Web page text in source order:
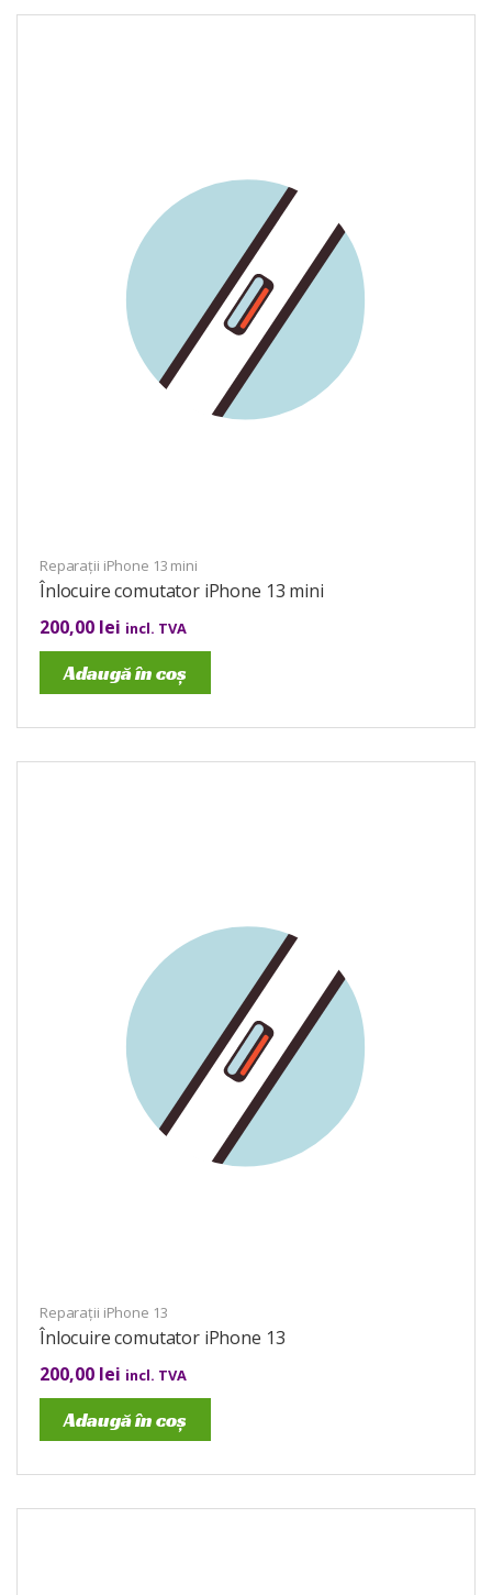
Reparații iPhone 13 mini
Înlocuire comutator iPhone 13 mini
200,00 lei incl. TVA
Adaugă în coș
Reparații iPhone 13
Înlocuire comutator iPhone 13
200,00 lei incl. TVA
Adaugă în coș